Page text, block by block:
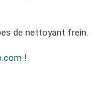
de nettoyant frein.
!